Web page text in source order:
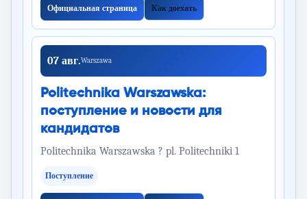
Официальная страница Как доехать
07 авг.Warszawa
Politechnika Warszawska:
поступление и новости для
кандидатов
Politechnika Warszawska ? pl. Politechniki 1
Поступление